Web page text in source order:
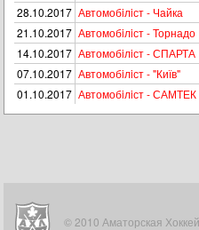
28.10.2017 Автомобiлiст - Чайка
21.10.2017 Автомобiлiст - Торнадо
14.10.2017 Автомобiлiст - СПАРТА
07.10.2017 Автомобiлiст - "Київ"
01.10.2017 Автомобiлiст - САМТЕК
© 2010 Аматорская